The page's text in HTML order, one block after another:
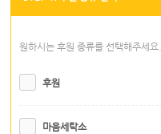
원하시는 후원 종류를 선택해주세요.
후원
마음세탁소